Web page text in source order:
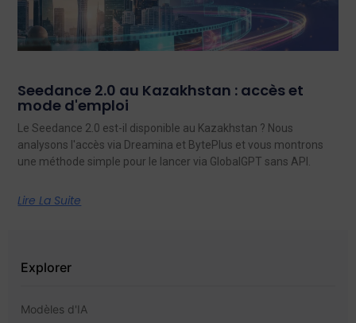
Seedance 2.0 au Kazakhstan : accès et
mode d'emploi
Le Seedance 2.0 est-il disponible au Kazakhstan ? Nous
analysons l'accès via Dreamina et BytePlus et vous montrons
une méthode simple pour le lancer via GlobalGPT sans API.
Lire La Suite
Explorer
Modèles d'IA